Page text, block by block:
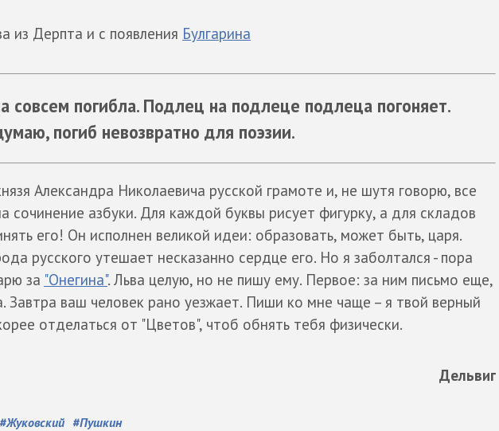
из Дерпта и с появления Булгарина
совсем погибла. Подлец на подлеце подлеца погоняет.
погиб невозвратно для поэзии.
Александра Николаевича русской грамоте и, не шутя говорю, все
сочинение азбуки. Для каждой буквы рисует фигурку, а для складов
его! Он исполнен великой идеи: образовать, может быть, царя.
русского утешает несказанно сердце его. Но я заболтался - пора
за "Онегина". Льва целую, но не пишу ему. Первое: за ним письмо еще,
Завтра ваш человек рано уезжает. Пиши ко мне чаще – я твой верный
отделаться от "Цветов", чтоб обнять тебя физически.
Дельвиг
#Жуковский #Пушкин